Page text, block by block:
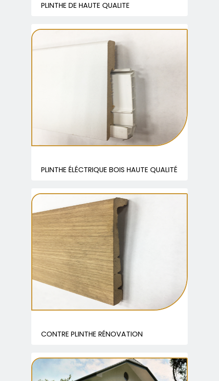
PLINTHE DE HAUTE QUALITE
PLINTHE ÉLÉCTRIQUE BOIS HAUTE QUALITÉ
CONTRE PLINTHE RÉNOVATION